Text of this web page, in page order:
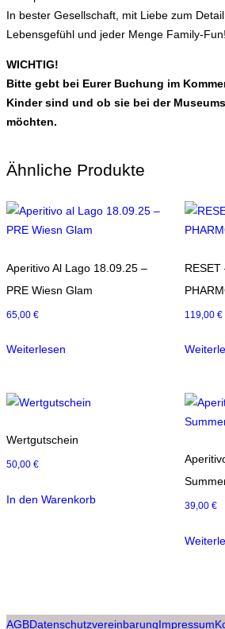
In bester Gesellschaft, mit Liebe zum
Lebensgefühl und jeder Menge Family-Fun!
WICHTIG!
Bitte gebt bei Eurer Buchung im
Kinder sind und ob sie bei der
möchten.
Ähnliche Produkte
Aperitivo Al Lago 18.09.25 –
PRE Wiesn Glam
65,00 €
Weiterlesen
RESET
119,00 €
Wertgutschein
50,00 €
In den Warenkorb
39,00 €
AGBDatenschutzvereinbarungImpressum